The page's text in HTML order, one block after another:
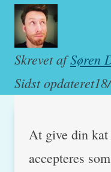
Skrevet afSøren
Sidst opdateret
At give din
accepteres